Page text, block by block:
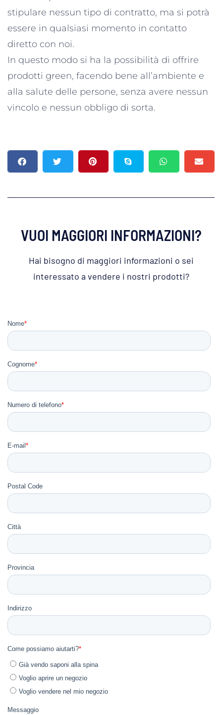
stipulare nessun tipo di contratto, ma si potrà
essere in qualsiasi momento in contatto
diretto con noi.
In questo modo si ha la possibilità di offrire
prodotti green, facendo bene all’ambiente e
alla salute delle persone, senza avere nessun
vincolo e nessun obbligo di sorta.
VUOI MAGGIORI INFORMAZIONI?
Hai bisogno di maggiori informazioni o sei
interessato a vendere i nostri prodotti?